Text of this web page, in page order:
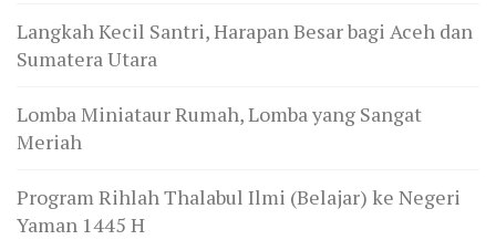
Langkah Kecil Santri, Harapan Besar bagi Aceh dan
Sumatera Utara
Lomba Miniataur Rumah, Lomba yang Sangat
Meriah
Program Rihlah Thalabul Ilmi (Belajar) ke Negeri
Yaman 1445 H